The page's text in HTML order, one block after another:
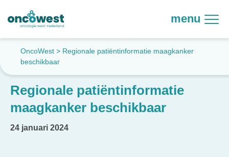
menu
OncoWest > Regionale patiëntinformatie maagkanker
beschikbaar
Regionale patiëntinformatie
maagkanker beschikbaar
24 januari 2024